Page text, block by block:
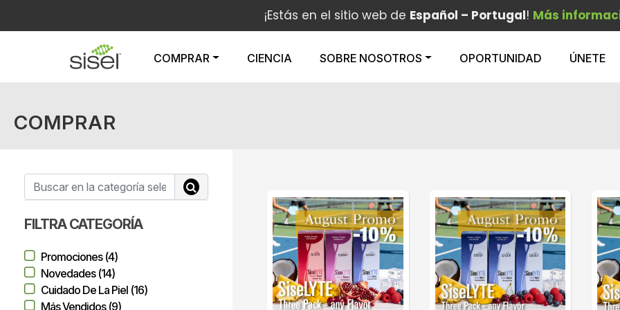
¡Estás en el sitio web de Español – Portugal! Más
COMPRAR CIENCIA SOBRE NOSOTROS OPORTUNIDAD ÚNETE
COMPRAR
FILTRA CATEGORÍA
Promociones (4)
Novedades (14)
Cuidado De La Piel (16)
Más Vendidos (9)